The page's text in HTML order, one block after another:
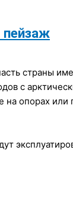
пейзаж
страны
с
опорах